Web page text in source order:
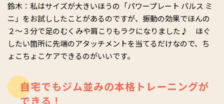
鈴木：私はサイズが大きいほうの「パワープレート パルス ミ
ニ」をお試ししたことがあるのですが、振動の効果でほんの
２～３分で足のむくみや肩こりもラクになりました♪ ほぐ
したい箇所に先端のアタッチメントを当てるだけなので、ち
ょこちょこケアできるのがいいです。
自宅でもジム並みの本格トレーニングが
できる！